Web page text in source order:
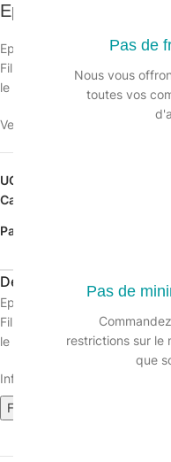
Pas de
Nous vous
toutes vos
Pas de
restrictions sur le
que
Eponge spirale Inox
Eponge spirale inox
Fil en acier inoxydable.
le récurage.
Veuillez vous connecter pour
UGS :
Catégorie :
Partager:
Description
Eponge spirale inox
Fil en acier inoxydable.
le récurage.
Informations sur le produit :
Fiche technique